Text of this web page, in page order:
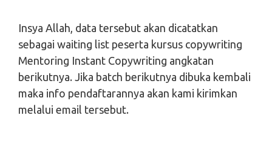
Insya Allah, data tersebut akan dicatatkan
sebagai waiting list peserta kursus copywriting
Mentoring Instant Copywriting angkatan
berikutnya. Jika batch berikutnya dibuka kembali
maka info pendaftarannya akan kami kirimkan
melalui email tersebut.